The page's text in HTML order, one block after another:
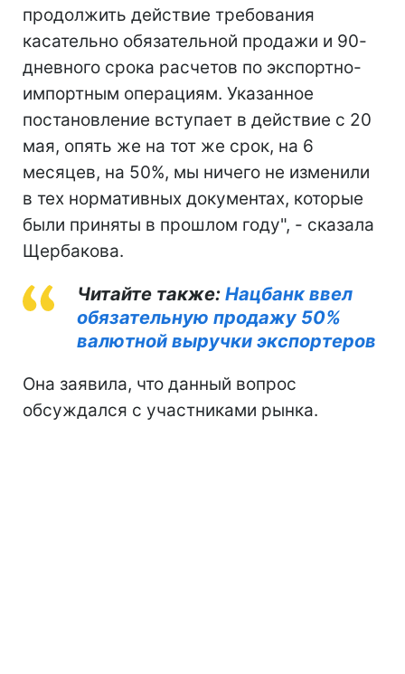
продолжить действие требования
касательно обязательной продажи и 90-
дневного срока расчетов по экспортно-
импортным операциям. Указанное
постановление вступает в действие с 20
мая, опять же на тот же срок, на 6
месяцев, на 50%, мы ничего не изменили
в тех нормативных документах, которые
были приняты в прошлом году", - сказала
Щербакова.
Читайте также: Нацбанк ввел
обязательную продажу 50%
валютной выручки экспортеров
Она заявила, что данный вопрос
обсуждался с участниками рынка.